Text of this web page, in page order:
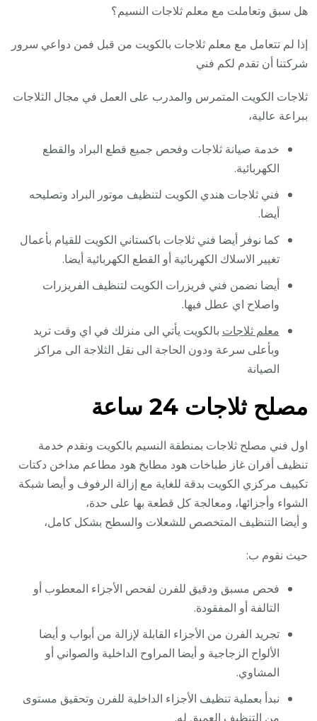
هل سبق وتعاملت مع معلم ثلاجات النسيم؟
إذا لم تتعامل مع معلم ثلاجات بالكويت من قبل فمن دواعي سرور
شركتنا أن تقدم لكم فني
ثلاجات الكويت المتمرس والمدرب على العمل في مجال الثلاجات
ببراعة عالية،
خدمة صيانة ثلاجات وفحص جميع قطع البراد والقطع
الكهربائية.
فني ثلاجات هندي الكويت لتنظيف موتور البراد وتصليحه
أيضا.
كما نوفر أيضا فني ثلاجات باكستاني الكويت للقيام بأعمال
تغيير الاسلاك الكهربائية أو القطع الكهربائية أيضا.
أيضا نضمن فني فريزرات الكويت لتنظيف الفريزرات
واصلاح اي عطل فيها.
معلم ثلاجات بالكويت يأتي الى منزلك في اي وقت تريد
وبأعلى سرعة ودون الحاجة الى نقل الثلاجة الى مراكز
الصيانة
مصلح ثلاجات 24 ساعة
اول فني مصلح ثلاجات بمنطقة النسيم بالكويت ونقدم خدمة
تنظيف أفران غاز طباخات هود مطابخ هود مطاعم مداخن دكتات
تكييف مركزي الكويت بدقة للغاية مع إزالة الرفوف و أيضا شبكة
الشواء وأجزائها، ومعالجة كل قطعة بها على حدة،
و أيضا التنظيف المتخصص للشعلات والسطح بشكل كامل،
حيث نقوم ب:
فحص مسبق ودقيق للفرن لفحص الأجزاء المعطوب أو
التالفة أو المفقودة.
تجريد الفرن من الأجزاء القابلة لإزالة من أبواب و أيضا
الألواح الزجاجية و أيضا المراوح الداخلية والصواني أو
المشاوي.
نبدأ بعملية تنظيف الأجزاء الداخلية للفرن وتحقيق مستوى
من التنظيف العميق له.